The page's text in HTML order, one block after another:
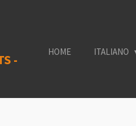
-
HOME ITALIANO